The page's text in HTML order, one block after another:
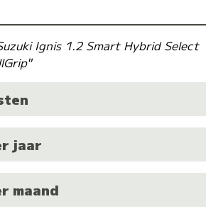
Ignis 1.2 Smart Hybrid Select
jaar
maand